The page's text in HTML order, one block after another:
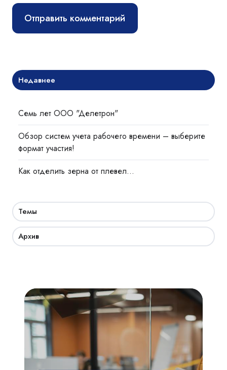
Недавнее
Семь лет ООО "Делетрон"
Обзор систем учета рабочего времени – выберите
формат участия!
Как отделить зерна от плевел…
Темы
Архив
Академия
СКУД:
мобильный
доступ,
бесконтактная